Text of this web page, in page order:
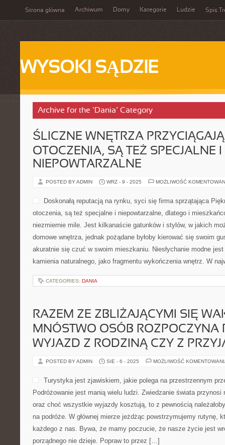
Strona główna Archiwum Domy Kategorie Ludzie Spis
WYSOKI SĄDZIE
Archive for the ‘Dania’ Category
ŚLICZNE WNĘTRZA
OTOCZENIA, SĄ TEŻ SPECJALNE I
NIEPOWTARZALNE
POSTED BY ADMIN WRZ - 9 - 2025 MOŻLIWOŚĆ
Doskonałą reputacją na rynku, syci się firma sprzątająca
otoczenia, są też specjalne i niepowtarzalne, dlatego i
niezmiernie mile. Jest kilkanaście gatunków i stylów, w jakich
domowe wnętrza, jednak pożądane byłoby kierować się swoim
akuratnie się czuć w swoim mieszkaniu. Niesłychanie modne
kamienia naturalnego, jako fragmentu wykończenia wnętrz. W
CATEGORIES: DANIA
RAZEM ZE ZBLIŻAJĄCYMI SIĘ
MNÓSTWO OSÓB ROZPOCZYNA
WYJAZD Z RODZINĄ CZY Z
POSTED BY ADMIN SIE - 6 - 2025 MOŻLIWOŚĆ
Turystyka jest zjawiskiem, jakie polega na przestrzennym
Podróżowanie jest manią wielu ludzi. Zwiedzanie świata
oraz choć wszystkie wyjazdy kosztują, to z pewnością
na podróże. W głównej mierze jeżdżąc powstrzymujemy rutynę,
każdego z nas. Bywa, że mamy poczucie, że nasze życie jest
porządnego nie dzieje. Popraw to przez […]